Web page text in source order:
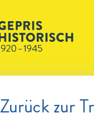
Zurück zur